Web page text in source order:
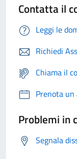
Contatta il
Leggi le
Richiedi
Chiama il
Prenota
Problemi in
Segnala